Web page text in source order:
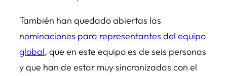
También han quedado abiertas las
nominaciones para representantes del equipo
global, que en este equipo es de seis personas
y que han de estar muy sincronizadas con el